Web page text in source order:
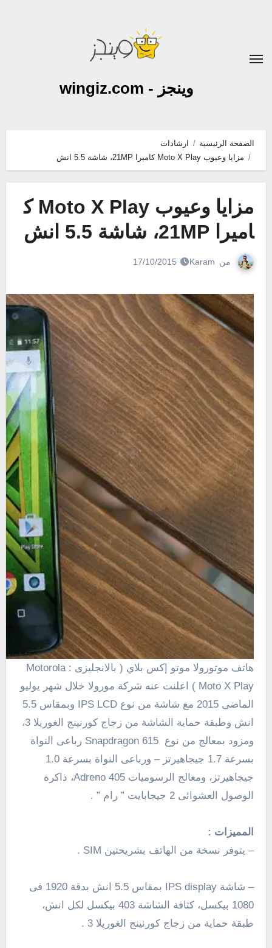
وينجز - wingiz.com
الصفحة الرئيسية
ارشادات
مزايا وعيوب Moto X Play كاميرا 21MP، شاشة 5.5 انش
مزايا وعيوب Moto X Play ك
اميرا 21MP، شاشة 5.5 انش
من Karam
17/10/2015
هاتف موتورولا موتو إكس بلاي ( بالانجليزى : Motorola
Moto X Play ) اعلنت عنه شركة مورولا خلال شهر يوليو
الماضى 2015 مع شاشة من نوع IPS LCD وبمقاس 5.5
انش وطبقة حماية الشاشة من زجاج كورنينج الغوريلا 3،
ومزود بمعالج من نوع Snapdragon 615 رباعى النواة
بسرعة 1.7 جيجاهيرتز – ورباعى النواة بسرعة 1.0
جيجاهيرتز، ومعالج الرسوميات Adreno 405، ذاكرة
الوصول العشوائى 2 جيجابايت ” رام ” .
المميزات :
– يتوفر نسخة من الهاتف بشريحتين SIM .
– شاشة IPS display بمقاس 5.5 انش بدقة 1920 فى
1080 بيكسل، كثافة الشاشة 403 بيكسل لكل انش،
طبقة حماية من زجاج كورنينج الغوريلا 3 .